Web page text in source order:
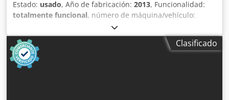
Estado: usado, Año de fabricación: 2013, Funcionalidad:
totalmente funcional, número de máquina/vehículo:
, Oferta No.: M60I/8629 Tipo de maquina:
Marca: SKAKO Tipo: LTD100/0234CSSL Ano: 2013
dimensions: 820x540x70 capacidad: 1 to alfura útal: 2337
mm Codpfx Ahowi Sv No Rerf Sitio: Alemania
Clasificado